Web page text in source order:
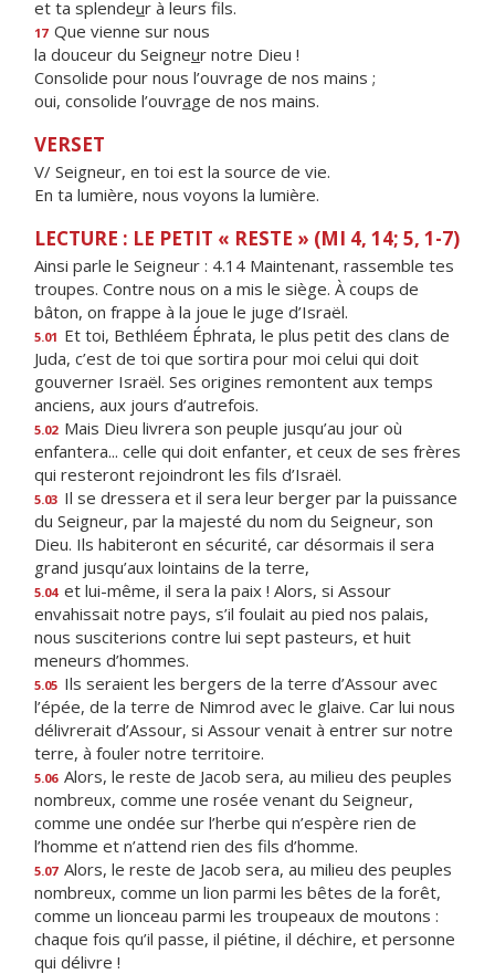
et ta splendeur à leurs fils.
17 Que vienne sur nous
la douceur du Seigneur notre Dieu !
Consolide pour nous l’ouvrage de nos mains ;
oui, consolide l’ouvrage de nos mains.
VERSET
V/ Seigneur, en toi est la source de vie.
En ta lumière, nous voyons la lumière.
LECTURE : LE PETIT « RESTE » (MI 4, 14; 5, 1-7)
Ainsi parle le Seigneur : 4.14 Maintenant, rassemble tes
troupes. Contre nous on a mis le siège. À coups de
bâton, on frappe à la joue le juge d’Israël.
5.01 Et toi, Bethléem Éphrata, le plus petit des clans de
Juda, c’est de toi que sortira pour moi celui qui doit
gouverner Israël. Ses origines remontent aux temps
anciens, aux jours d’autrefois.
5.02 Mais Dieu livrera son peuple jusqu’au jour où
enfantera... celle qui doit enfanter, et ceux de ses frères
qui resteront rejoindront les fils d’Israël.
5.03 Il se dressera et il sera leur berger par la puissance
du Seigneur, par la majesté du nom du Seigneur, son
Dieu. Ils habiteront en sécurité, car désormais il sera
grand jusqu’aux lointains de la terre,
5.04 et lui-même, il sera la paix ! Alors, si Assour
envahissait notre pays, s’il foulait au pied nos palais,
nous susciterions contre lui sept pasteurs, et huit
meneurs d’hommes.
5.05 Ils seraient les bergers de la terre d’Assour avec
l’épée, de la terre de Nimrod avec le glaive. Car lui nous
délivrerait d’Assour, si Assour venait à entrer sur notre
terre, à fouler notre territoire.
5.06 Alors, le reste de Jacob sera, au milieu des peuples
nombreux, comme une rosée venant du Seigneur,
comme une ondée sur l’herbe qui n’espère rien de
l’homme et n’attend rien des fils d’homme.
5.07 Alors, le reste de Jacob sera, au milieu des peuples
nombreux, comme un lion parmi les bêtes de la forêt,
comme un lionceau parmi les troupeaux de moutons :
chaque fois qu’il passe, il piétine, il déchire, et personne
qui délivre !